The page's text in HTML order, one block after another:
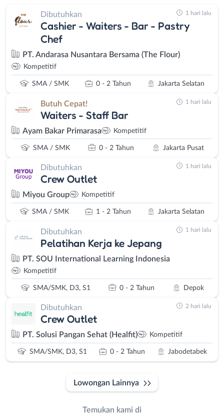
Dibutuhkan
Cashier - Waiters - Bar - Pastry
Chef
PT. Andarasa Nusantara Bersama (The Flour)
Kompetitif
SMA / SMK 0 - 2 Tahun Jakarta Selatan
1 hari lalu
Butuh Cepat!
Waiters - Staff Bar
Ayam Bakar Primarasa Kompetitif
SMA / SMK 0 - 2 Tahun Jakarta Pusat
1 hari lalu
Dibutuhkan
Crew Outlet
Miyou Group Kompetitif
SMA / SMK 1 - 2 Tahun Jakarta Selatan
1 hari lalu
Dibutuhkan
Pelatihan Kerja ke Jepang
PT. SOU International Learning Indonesia
Kompetitif
SMA/SMK, D3, S1 0 - 2 Tahun Depok
1 hari lalu
Dibutuhkan
Crew Outlet
PT. Solusi Pangan Sehat (Healfit) Kompetitif
SMA/SMK, D3, S1 0 - 2 Tahun Jabodetabek
2 hari lalu
Lowongan Lainnya
Temukan kami di